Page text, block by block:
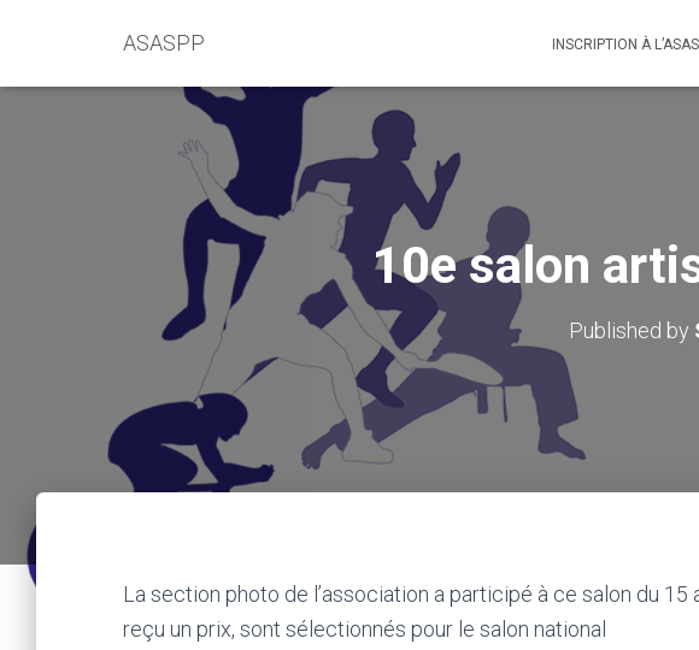
ASASPP INSCRIPTION À
10e salon
Published by
La section photo de l’association a participé à ce salon du 15
reçu un prix, sont sélectionnés pour le salon national